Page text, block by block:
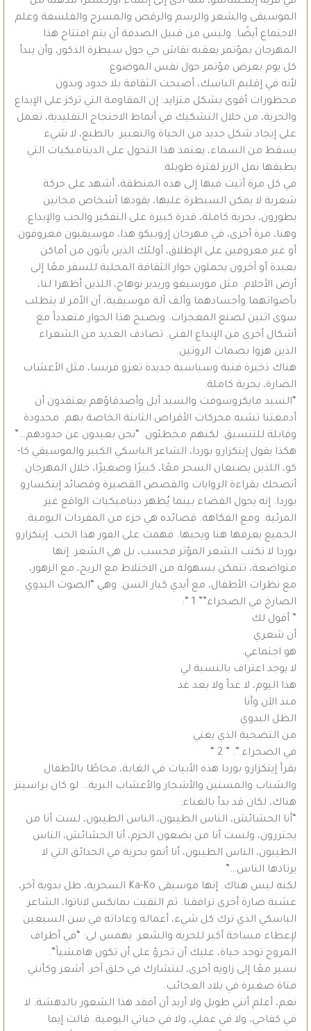
الموسيقى والشعر والرسم والرقص والمسرح والفلسفة وعلم
الاجتماع أيضًا. وليس من قبيل الصدفة أن يتم افتتاح هذا
المهرجان بمؤتمر يعقبه نقاش حي حول سيطرة الذكور، وأن يبدأ
كل يوم بعرض مؤتمر حول نفس الموضوع.
لأنه في إقليم الباسك، أصبحت الثقافة بلا حدود وبدون
محظورات أقوى بشكل متزايد. إن المقاومة التي تركز على الإبداع
والحرية، من خلال التشكيك في أنماط الاحتجاج التقليدية، تعمل
على إيجاد شكل جديد من الحياة والتعبير. بالطبع، لا شيء
يسقط من السماء، يعتمد هذا التحول على الديناميكيات التي
يطبقها نمل الزيز لفترة طويلة.
في كل مرة أتيت فيها إلى هذه المنطقة، أشهد على حركة
شعرية لا يمكن السيطرة عليها، يقودها أشخاص مجانين
يطورون، بحرية كاملة، قدرة كبيرة على التفكير والحب والإبداع.
وهنا، مرة أخرى، في مهرجان إروبيكو هذا، موسيقيون معروفون
أو غير معروفين على الإطلاق، أولئك الذين يأتون من أماكن
بعيدة أو آخرون يحملون حوار الثقافة المحلية للسفر معًا إلى
أرض الأحلام. مثل مورسيغو وريدير نوهاج، اللذين أظهرا لنا،
بأصواتهما وأجسادهما وألف آلة موسيقية، أن الأمر لا يتطلب
سوى اثنين لصنع المعجزات. ويصبح هذا الحوار متعدداً مع
أشكال أخرى من الإبداع الفني. تصادف العديد من الشعراء
الذين هزوا بصمات الروتين.
هناك ذخيرة فنية وسياسية جديدة تغزو فرنسا، مثل الأعشاب
الضارة، بحرية كاملة.
“السيد مايكروسوفت والسيد أبل وأصدقاؤهم يعتقدون أن
أدمغتنا تشبه محركات الأقراص الثابتة الخاصة بهم. محدودة
وقابلة للتنسيق. لكنهم مخطئون. “نحن بعيدون عن حدودهم…”
هكذا يقول إيتكزارو بوردا، الشاعر الباسكي الكبير والموسيقي كا-
كو، اللذين يصنعان السحر معًا، كبيرًا وصغيرًا، خلال المهرجان.
أنصحك بقراءة الروايات والقصص القصيرة وقصائد إيتكسارو
بوردا. إنه يحول الفضاء بينما يُظهر ديناميكيات الواقع غير
المرئية. ومع الفكاهة. قصائده هي جزء من المفردات اليومية.
الجميع يعرفها هنا ويحبها. فهمت على الفور هذا الحب. إيتكزارو
بوردا لا تكتب الشعر المؤثر فحسب، بل هي الشعر. إنها
متواضعة، تتمكن بسهولة من الاختلاط مع الريح، مع الزهور،
مع نظرات الأطفال، مع أيدي كبار السن. وهي “الصوت البدوي
الصارخ في الصحراء”” 1 “:
” أقول لك
أن شعري
هو اجتماعي.
لا يوجد اعتراف بالنسبة لي
هذا اليوم، لا غداً ولا بعد غد
منذ الآن وأنا
الظل البدوي
من التضحية الذي يغني
في الصحراء “. ” 2 “
يقرأ إيتكزارو بوردا هذه الأبيات في الغابة، محاطًا بالأطفال
والشباب والمسنين والأشجار والأعشاب البرية… لو كان براسينز
هناك، لكان قد بدأ بالغناء:
“أنا الحشائش، الناس الطيبون، الناس الطيبون، لست أنا من
يجتررون، ولست أنا من يضعون الحزم، أنا الحشائش، الناس
الطيبون، الناس الطيبون، أنا أنمو بحرية في الحدائق التي لا
يرتادها الناس…”
لكنه ليس هناك. إنها موسيقى Ka-Ko السحرية، ظل بدوية آخر،
عشبة ضارة أخرى ترافقنا. ثم التقيت بمانكس لاناتوا، الشاعر
الباسكي الذي ترك كل شيء، أعماله وعاداته في سن السبعين
لإعطاء مساحة أكبر للحرية والشعر. يهمس لي: “في أطراف
المروج توجد حياة، عليك أن تجرؤ على أن تكون هامشياً”.
نسير معًا إلى زاوية أخرى، لنتشارك في خلق آخر. أشعر وكأنني
فتاة صغيرة في بلاد العجائب.
نعم، أعلم أنني طويل ولا أريد أن أفقد هذا الشعور بالدهشة. لا
في كفاحي، ولا في عملي، ولا في حياتي اليومية. قالت إيما